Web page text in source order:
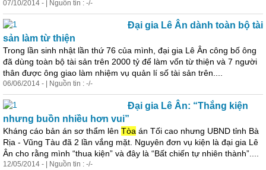
07/10/2014 - | Nguồn tin : -/-
Đại gia Lê Ân dành toàn bộ tài
sản làm từ thiện
Trong lần sinh nhật lần thứ 76 của mình, đại gia Lê Ân công bố ông
đã dùng toàn bộ tài sản trên 2000 tỷ để làm vốn từ thiện và 7 người
thân được ông giao làm nhiệm vụ quản lí số tài sản trên....
06/06/2014 - | Nguồn tin : -/-
Đại gia Lê Ân: “Thắng kiện
nhưng buồn nhiều hơn vui”
Kháng cáo bản án sơ thẩm lên Tòa án Tối cao nhưng UBND tỉnh Bà
Rịa - Vũng Tàu đã 2 lần vắng mặt. Nguyên đơn vụ kiện là đại gia Lê
Ân cho rằng mình “thua kiện” và đây là “Bất chiến tự nhiên thành”....
12/05/2014 - | Nguồn tin : -/-